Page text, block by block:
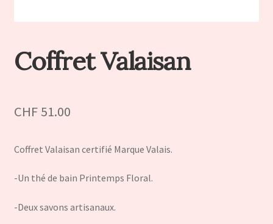
Coffret Valaisan
CHF51.00
Coffret Valaisan certifié Marque Valais.
-Un thé de bain Printemps Floral.
-Deux savons artisanaux.